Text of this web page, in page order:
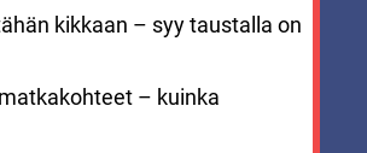
kikkaan – syy taustalla on
– kuinka